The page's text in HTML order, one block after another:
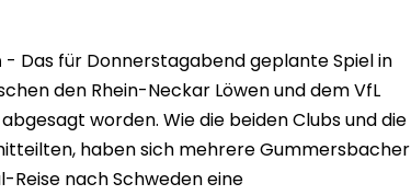
- Das für Donnerstagabend geplante Spiel in
den Rhein-Neckar Löwen und dem VfL
worden. Wie die beiden Clubs und die
haben sich mehrere Gummersbacher
Reise nach Schweden eine